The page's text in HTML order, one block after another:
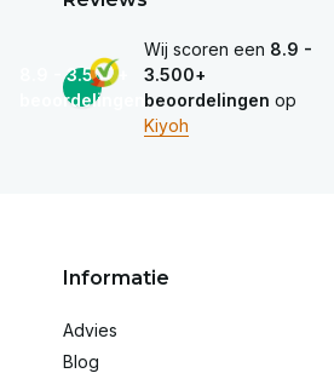
8.9 - 3.500+
beoordelingen
Wij scoren een 8.9 -
3.500+
beoordelingen op
Kiyoh
Informatie
Advies
Blog